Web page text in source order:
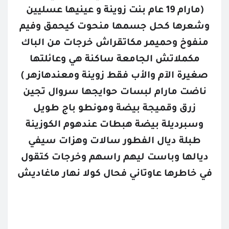
(مارام 19 عام بنت زوينة و عينيها عسليين
وشعرها كحل جسمها منحوت كيحمق وفيم
منفوخ وحميمر مكاتقراش خرجات من الباك
مكملاتش الجامعة ساكنة هي وعائلتها
صغيرة الآم والأب فقط زوينة ومعندهازهر )
ناضت مارام لبسات حوايجها سروال تجين
زرق وقميجة بيضة ومونطو باج طويل
وسبرديلة بيضة هبطات عندهوم الكوزينة
طبلة ديال الفطور سالات وهزات سيفي
ديالها وباست ليهم راسهم وخرجات كتقول
في خاطرها عاوتاني فحال كولا نهار ماغاديش